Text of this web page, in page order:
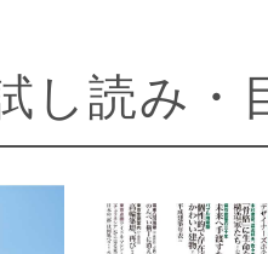
し読み・